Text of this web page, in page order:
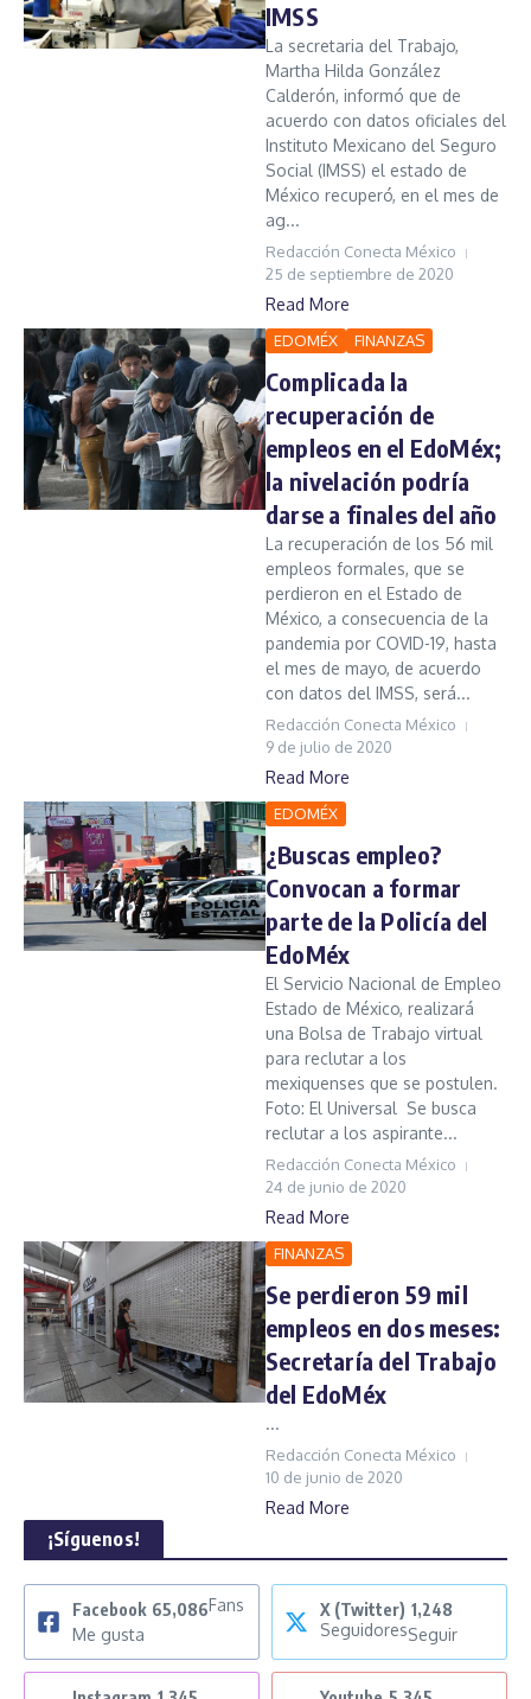
IMSS
La secretaria del Trabajo,
Martha Hilda González
Calderón, informó que de
acuerdo con datos oficiales del
Instituto Mexicano del Seguro
Social (IMSS) el estado de
México recuperó, en el mes de
ag...
Redacción Conecta México
25 de septiembre de 2020
Read More
EDOMÉX FINANZAS
Complicada la
recuperación de
empleos en el EdoMéx;
la nivelación podría
darse a finales del año
La recuperación de los 56 mil
empleos formales, que se
perdieron en el Estado de
México, a consecuencia de la
pandemia por COVID-19, hasta
el mes de mayo, de acuerdo
con datos del IMSS, será...
Redacción Conecta México
9 de julio de 2020
Read More
EDOMÉX
¿Buscas empleo?
Convocan a formar
parte de la Policía del
EdoMéx
El Servicio Nacional de Empleo
Estado de México, realizará
una Bolsa de Trabajo virtual
para reclutar a los
mexiquenses que se postulen.
Foto: El Universal Se busca
reclutar a los aspirante...
Redacción Conecta México
24 de junio de 2020
Read More
FINANZAS
Se perdieron 59 mil
empleos en dos meses:
Secretaría del Trabajo
del EdoMéx
...
Redacción Conecta México
10 de junio de 2020
Read More
¡Síguenos!
Facebook 65,086Fans
Me gusta
X (Twitter) 1,248
SeguidoresSeguir